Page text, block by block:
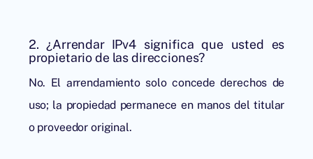
2. ¿Arrendar IPv4 significa que usted es
propietario de las direcciones?
No. El arrendamiento solo concede derechos de
uso; la propiedad permanece en manos del titular
o proveedor original.